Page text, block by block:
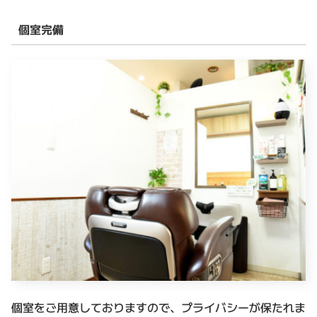
個室完備
個室をご用意しておりますので、プライバシーが保たれま